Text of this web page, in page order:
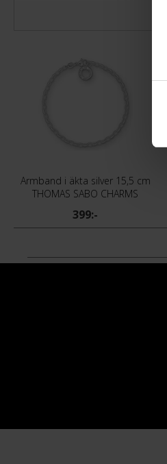
Armband i äkta silver 15,5 cm
THOMAS SABO CHARMS
399:-